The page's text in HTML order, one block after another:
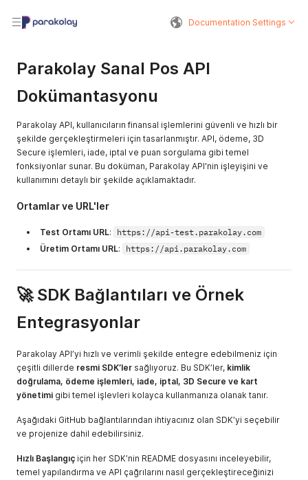
Documentation Settings
Parakolay Sanal Pos API
Dokümantasyonu
Parakolay API, kullanıcıların finansal işlemlerini güvenli ve hızlı bir
şekilde gerçekleştirmeleri için tasarlanmıştır. API, ödeme, 3D
Secure işlemleri, iade, iptal ve puan sorgulama gibi temel
fonksiyonlar sunar. Bu doküman, Parakolay API'nin işleyişini ve
kullanımını detaylı bir şekilde açıklamaktadır.
Ortamlar ve URL'ler
Test Ortamı URL:
https://api-test.parakolay.com
Üretim Ortamı URL: https://api.parakolay.com
🚀 SDK Bağlantıları ve Örnek
Entegrasyonlar
Parakolay API’yi hızlı ve verimli şekilde entegre edebilmeniz için
çeşitli dillerde resmi SDK’ler sağlıyoruz. Bu SDK’ler, kimlik
doğrulama, ödeme işlemleri, iade, iptal, 3D Secure ve kart
yönetimi gibi temel işlevleri kolayca kullanmanıza olanak tanır.
Aşağıdaki GitHub bağlantılarından ihtiyacınız olan SDK’yi seçebilir
ve projenize dahil edebilirsiniz.
Hızlı Başlangıç için her SDK’nin README dosyasını inceleyebilir,
temel yapılandırma ve API çağrılarını nasıl gerçekleştireceğinizi